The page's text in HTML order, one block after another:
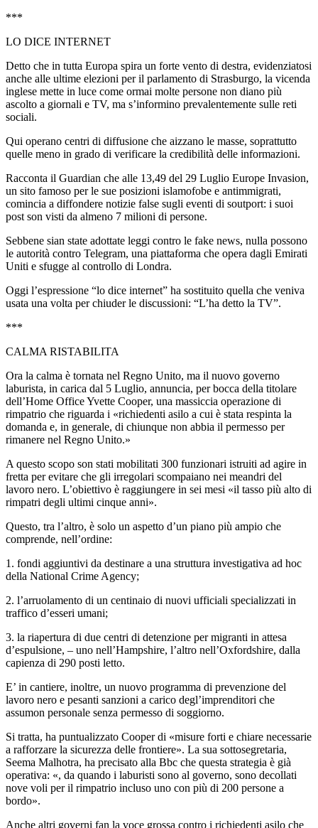
***
LO DICE INTERNET
Detto che in tutta Europa spira un forte vento di destra, evidenziatosi
anche alle ultime elezioni per il parlamento di Strasburgo, la vicenda
inglese mette in luce come ormai molte persone non diano più
ascolto a giornali e TV, ma s’informino prevalentemente sulle reti
sociali.
Qui operano centri di diffusione che aizzano le masse, soprattutto
quelle meno in grado di verificare la credibilità delle informazioni.
Racconta il Guardian che alle 13,49 del 29 Luglio Europe Invasion,
un sito famoso per le sue posizioni islamofobe e antimmigrati,
comincia a diffondere notizie false sugli eventi di soutport: i suoi
post son visti da almeno 7 milioni di persone.
Sebbene sian state adottate leggi contro le fake news, nulla possono
le autorità contro Telegram, una piattaforma che opera dagli Emirati
Uniti e sfugge al controllo di Londra.
Oggi l’espressione “lo dice internet” ha sostituito quella che veniva
usata una volta per chiuder le discussioni: “L’ha detto la TV”.
***
CALMA RISTABILITA
Ora la calma è tornata nel Regno Unito, ma il nuovo governo
laburista, in carica dal 5 Luglio, annuncia, per bocca della titolare
dell’Home Office Yvette Cooper, una massiccia operazione di
rimpatrio che riguarda i «richiedenti asilo a cui è stata respinta la
domanda e, in generale, di chiunque non abbia il permesso per
rimanere nel Regno Unito.»
A questo scopo son stati mobilitati 300 funzionari istruiti ad agire in
fretta per evitare che gli irregolari scompaiano nei meandri del
lavoro nero. L’obiettivo è raggiungere in sei mesi «il tasso più alto di
rimpatri degli ultimi cinque anni».
Questo, tra l’altro, è solo un aspetto d’un piano più ampio che
comprende, nell’ordine:
1. fondi aggiuntivi da destinare a una struttura investigativa ad hoc
della National Crime Agency;
2. l’arruolamento di un centinaio di nuovi ufficiali specializzati in
traffico d’esseri umani;
3. la riapertura di due centri di detenzione per migranti in attesa
d’espulsione, – uno nell’Hampshire, l’altro nell’Oxfordshire, dalla
capienza di 290 posti letto.
E’ in cantiere, inoltre, un nuovo programma di prevenzione del
lavoro nero e pesanti sanzioni a carico degl’imprenditori che
assumon personale senza permesso di soggiorno.
Si tratta, ha puntualizzato Cooper di «misure forti e chiare necessarie
a rafforzare la sicurezza delle frontiere». La sua sottosegretaria,
Seema Malhotra, ha precisato alla Bbc che questa strategia è già
operativa: «, da quando i laburisti sono al governo, sono decollati
nove voli per il rimpatrio incluso uno con più di 200 persone a
bordo».
Anche altri governi fan la voce grossa contro i richiedenti asilo che